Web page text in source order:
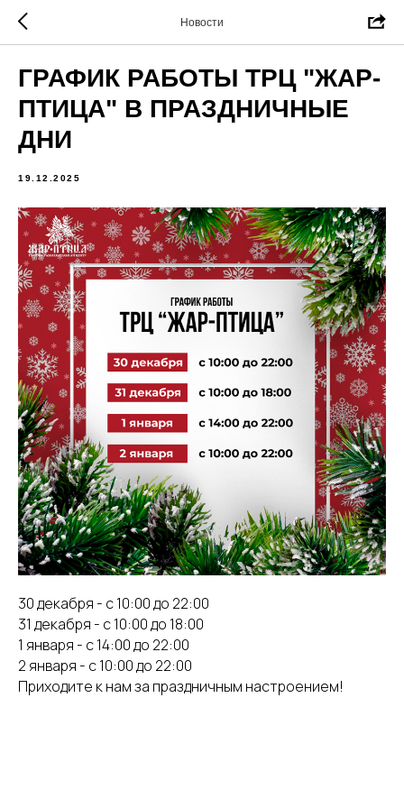
Новости
ГРАФИК РАБОТЫ ТРЦ "ЖАР-
ПТИЦА" В ПРАЗДНИЧНЫЕ
ДНИ
19.12.2025
30 декабря - с 10:00 до 22:00
31 декабря - с 10:00 до 18:00
1 января - с 14:00 до 22:00
2 января - с 10:00 до 22:00
Приходите к нам за праздничным настроением!